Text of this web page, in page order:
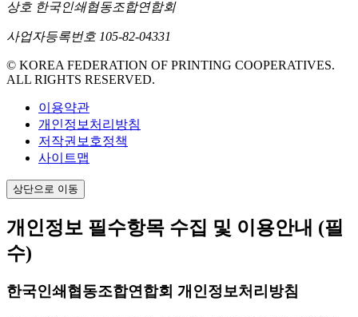
상호 한국인쇄협동조합연합회
사업자등록번호 105-82-04331
© KOREA FEDERATION OF PRINTING COOPERATIVES.
ALL RIGHTS RESERVED.
이용약관
개인정보처리방침
저작권보호정책
사이트맵
상단으로 이동
개인정보 필수항목 수집 및 이용안내 (필
수)
한국인쇄협동조합연합회 개인정보처리방침